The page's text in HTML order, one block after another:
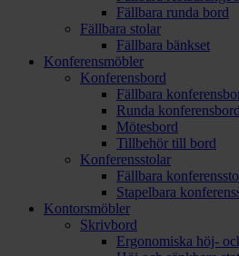
Fällbara runda bord
Fällbara stolar
Fällbara bänkset
Konferensmöbler
Konferensbord
Fällbara
Runda konferensbord
Mötesbord
Tillbehör till bord
Konferensstolar
Fällbara
Stapelbara
Kontorsmöbler
Skrivbord
Ergonomiska höj-